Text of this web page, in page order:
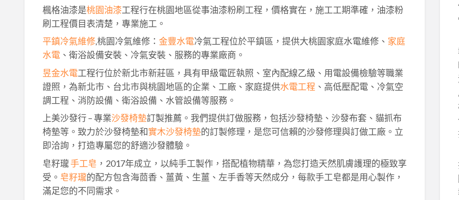
楓格油漆是桃園油漆工程行在桃園地區從事油漆粉刷工程，價格實在，施工工期準確，油漆粉
刷工程價目表清楚，專業施工。
平鎮冷氣維修,桃園冷氣維修： 金豐水電冷氣工程位於平鎮區，提供大桃園家庭水電維修、 家庭
水電、衛浴設備安裝、冷氣安裝、服務的專業廠商。
昱金水電工程行位於新北市新莊區，具有甲級電匠執照、室內配線乙級、用電設備檢驗等職業
證照，為新北市、台北市與桃園地區的企業、工廠、家庭提供水電工程 、高低壓配電、冷氣空
調工程、消防設備、衛浴設備、水管設備等服務。
上美沙發行 – 專業沙發椅墊訂製推薦。我們提供訂做服務，包括沙發椅墊、沙發布套、貓抓布
椅墊等。致力於沙發椅墊和實木沙發椅墊的訂製修理，是您可信賴的沙發修理與訂做工廠。立
即洽詢，打造專屬您的舒適沙發體驗。
皂籽瓏手工皂 ，2017年成立，以純手工製作，搭配植物精華，為您打造天然肌膚護理的極致享
受。 皂籽瓏的配方包含海茴香、薑黃、生薑、左手香等天然成分，每款手工皂都是用心製作，
滿足您的不同需求。